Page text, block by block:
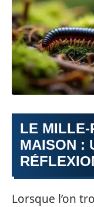
LE MILLE-
MAISON :
Lorsque l’on